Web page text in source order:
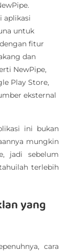
aplikasi
untuk
fitur
dan
NewPipe,
Play Store,
eksternal
ini bukan
mungkin
jadi sebelum
terlebih
yang
cara